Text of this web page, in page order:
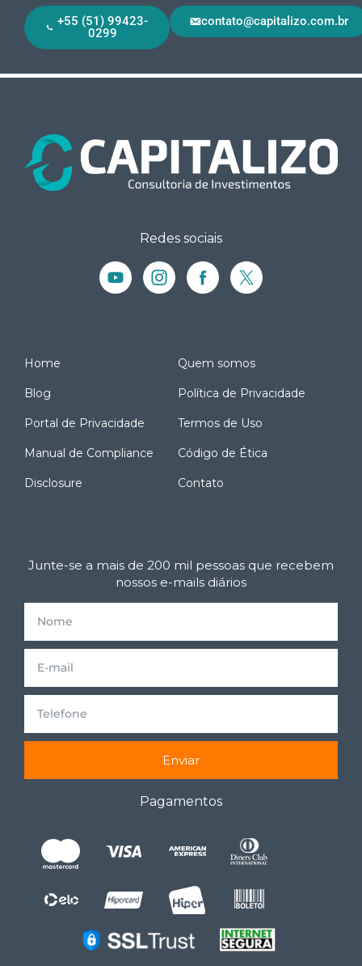
+55 (51) 99423-
0299
contato@capitalizo.com.br
Redes sociais
Home Quem somos
Blog Política de Privacidade
Portal de Privacidade Termos de Uso
Manual de Compliance Código de Ética
Disclosure Contato
Junte-se a mais de 200 mil pessoas que recebem
nossos e-mails diários
Enviar
Pagamentos